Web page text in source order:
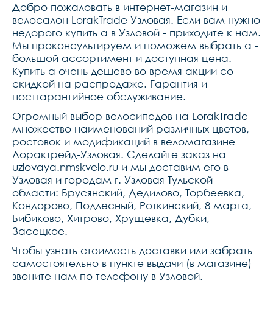
Добро пожаловать в интернет-магазин и
велосалон LorakTrade Узловая. Если вам нужно
недорого купить a в Узловой - приходите к нам.
Мы проконсультируем и поможем выбрать a -
большой ассортимент и доступная цена.
Купить a очень дешево во время акции со
скидкой на распродаже. Гарантия и
постгарантийное обслуживание.
Огромный выбор велосипедов на LorakTrade -
множество наименований различных цветов,
ростовок и модификаций в веломагазине
Лорактрейд-Узловая. Сделайте заказ на
uzlovaya.nmskvelo.ru и мы доставим его в
Узловая и городам г. Узловая Тульской
области: Брусянский, Дедилово, Торбеевка,
Кондорово, Подлесный, Роткинский, 8 марта,
Бибиково, Хитрово, Хрущевка, Дубки,
Засецкое.
Чтобы узнать стоимость доставки или забрать
самостоятельно в пункте выдачи (в магазине)
звоните нам по телефону в Узловой.